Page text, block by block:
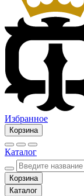
Избранное
Корзина
Каталог
Корзина
Каталог